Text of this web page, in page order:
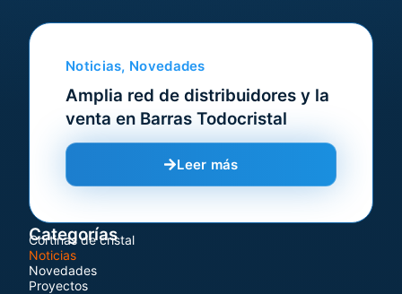
Noticias, Novedades
Amplia red de distribuidores y la
venta en Barras Todocristal
Leer más
Categorías
Cortinas de cristal
Noticias
Novedades
Proyectos